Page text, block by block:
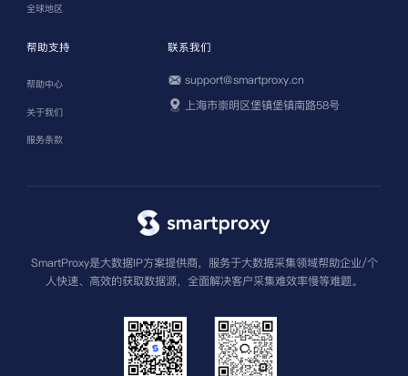
全球地区
帮助支持
帮助中心
关于我们
服务条款
联系我们
support@smartproxy.cn
上海市崇明区堡镇堡镇南路58号
SmartProxy是大数据IP方案提供商，服务于大数据采集领域帮助企业/个
人快速、高效的获取数据源，全面解决客户采集难效率慢等难题。